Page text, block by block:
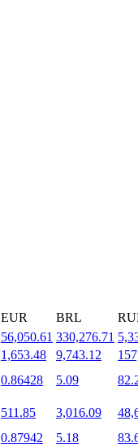
EUR BRL
56,050.61 330,276.71
1,653.48 9,743.12
0.86428 5.09
511.85 3,016.09
0.87942 5.18